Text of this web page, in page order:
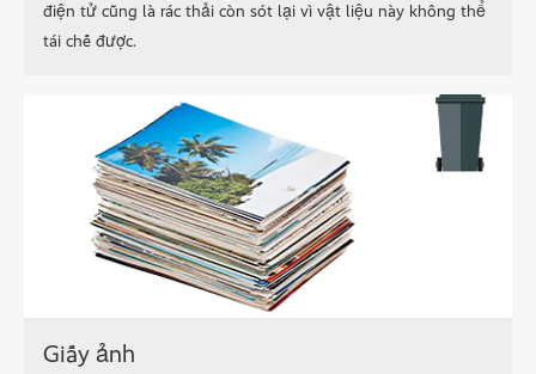
điện tử cũng là rác thải còn sót lại vì vật liệu này không thể
tái chế được.
Giấy ảnh